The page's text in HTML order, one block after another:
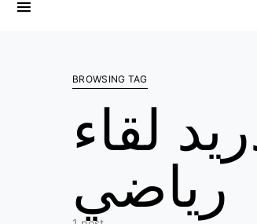
BROWSING TAG
لقاء
رياضي